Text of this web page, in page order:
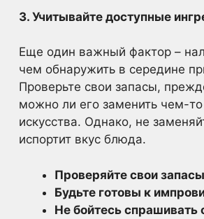
3. Учитывайте доступные
Еще один важный фактор –
чем обнаружить в середине
Проверьте свои запасы,
можно ли его заменить чем-
искусства. Однако, не
испортит вкус блюда.
Проверяйте свои
Будьте готовы к
Не бойтесь спрашивать